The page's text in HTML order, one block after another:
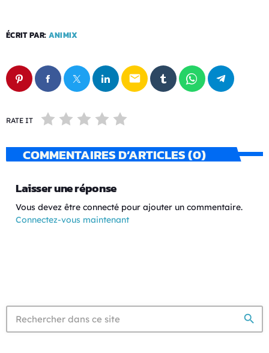
ÉCRIT PAR: ANIMIX
email
RATE IT
COMMENTAIRES D’ARTICLES (0)
Laisser une réponse
Vous devez être connecté pour ajouter un commentaire.
Connectez-vous maintenant
search